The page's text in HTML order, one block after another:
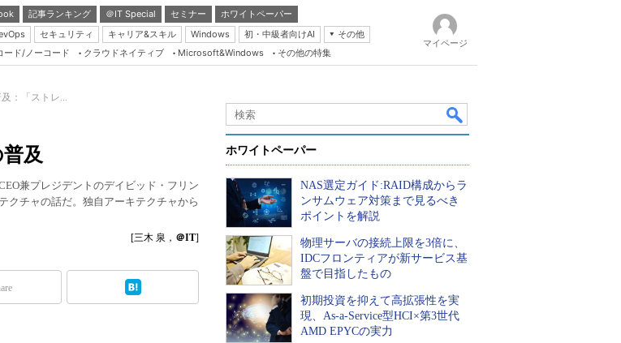
記事ランキング ＠IT Special セミナー
ホワイトペーパー
セキュリティ キャリア&スキル Windows 初・中級者向けAI
その他
Server & Storage
Database Expert
Master of IP Network
Security & Trust
ード/ノーコード クラウドネイティブ Microsoft&Windows その他の特集
マイページ
：「ストレ...
及
兼プレジデントのデイビッド・フリン
クチャの話だ。独自アーキテクチャから
[三木 泉， ＠IT]
ホワイトペーパー
NAS選定ガイド:RAID構成からラ
ンサムウェア対策まで見るべき
ポイントを解説
物理サーバの接続上限を3倍に、
IDCフロンティアが新サービス基
盤で目指したもの
初期投資を抑えて高拡張性を実
現、As-a-Service型HCI×第3世代
AMD EPYCの実力